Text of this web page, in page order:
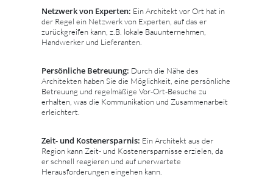
Netzwerk von Experten: Ein Architekt vor Ort hat in
der Regel ein Netzwerk von Experten, auf das er
zurückgreifen kann, z.B. lokale Bauunternehmen,
Handwerker und Lieferanten.
Persönliche Betreuung: Durch die Nähe des
Architekten haben Sie die Möglichkeit, eine persönliche
Betreuung und regelmäßige Vor-Ort-Besuche zu
erhalten, was die Kommunikation und Zusammenarbeit
erleichtert.
Zeit- und Kostenersparnis: Ein Architekt aus der
Region kann Zeit- und Kostenersparnisse erzielen, da
er schnell reagieren und auf unerwartete
Herausforderungen eingehen kann.